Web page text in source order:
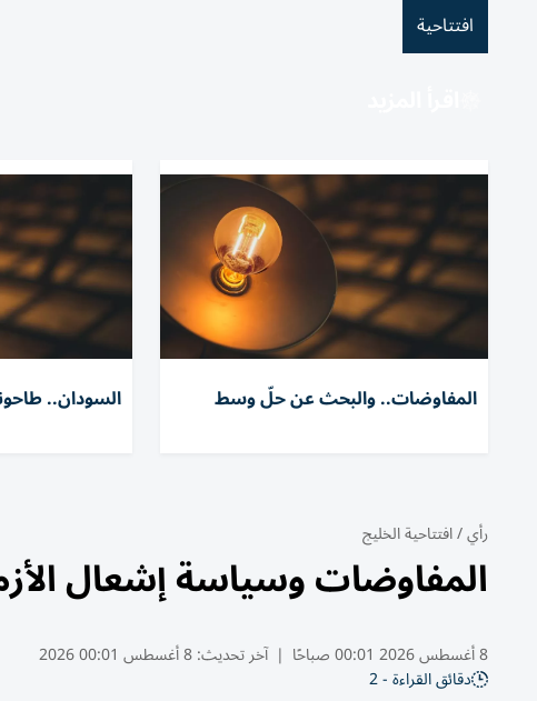
افتتاحية
المفاوضات.. والبحث عن حلّ وسط السودان..
رأي/افتتاحية الخليج
المفاوضات وسياسة إشعال
8 أغسطس 2026 00:01 صباحًا | آخر تحديث:8 أغسطس 00:01 2026
دقائق القراءة - 2